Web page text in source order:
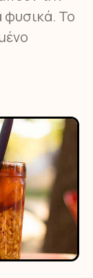
φυσικά. Το